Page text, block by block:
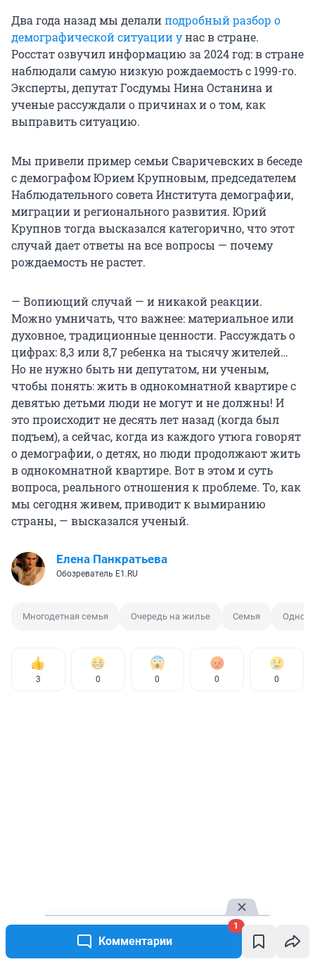
Комментарии
1
Два года назад мы делалиподробный разбор о
демографической ситуации унас в стране.
Росстат озвучил информацию за 2024 год: в стране
наблюдали самую низкую рождаемость с 1999-го.
Эксперты, депутат Госдумы Нина Останина и
ученые рассуждали о причинах и о том, как
выправить ситуацию.
Мы привели пример семьи Сваричевских в беседе
с демографом Юрием Крупновым, председателем
Наблюдательного совета Института демографии,
миграции и регионального развития. Юрий
Крупнов тогда высказался категорично, что этот
случай дает ответы на все вопросы — почему
рождаемость не растет.
— Вопиющий случай — и никакой реакции.
Можно умничать, что важнее: материальное или
духовное, традиционные ценности. Рассуждать о
цифрах: 8,3 или 8,7 ребенка на тысячу жителей…
Но не нужно быть ни депутатом, ни ученым,
чтобы понять: жить в однокомнатной квартире с
девятью детьми люди не могут и не должны! И
это происходит не десять лет назад (когда был
подъем), а сейчас, когда из каждого утюга говорят
о демографии, о детях, но люди продолжают жить
в однокомнатной квартире. Вот в этом и суть
вопроса, реального отношения к проблеме. То, как
мы сегодня живем, приводит к вымиранию
страны, — высказался ученый.
Елена Панкратьева
Обозреватель E1.RU
Многодетная семья Очередь на жилье Семья
3 0 0 0 0
КОММЕНТАРИИ